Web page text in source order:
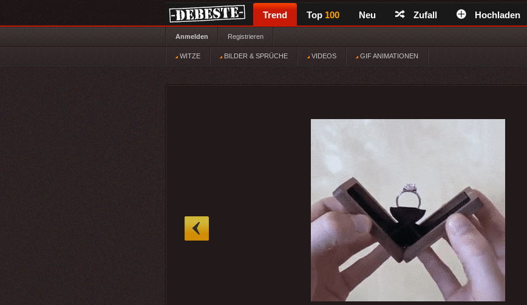
Trend Top 100 Neu Zufall Hochladen
Anmelden Registrieren
WITZE BILDER & SPRÜCHE VIDEOS GIF ANIMATIONEN